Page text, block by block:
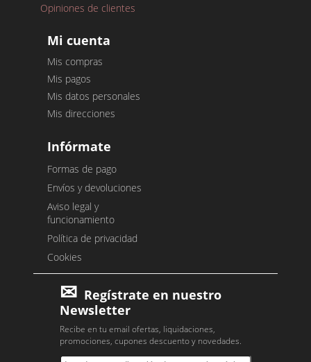
Opiniones de clientes
Mi cuenta
Mis compras
Mis pagos
Mis datos personales
Mis direcciones
Infórmate
Formas de pago
Envíos y devoluciones
Aviso legal y
funcionamiento
Política de privacidad
Cookies
Regístrate en nuestro
Newsletter
Recibe en tu email ofertas, liquidaciones,
promociones, cupones descuento y novedades.